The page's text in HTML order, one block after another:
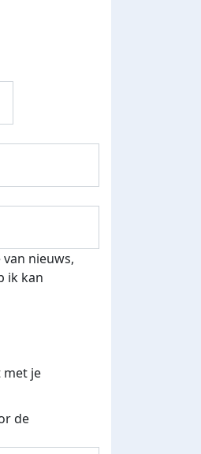
nieuws,
ik kan
met je
de